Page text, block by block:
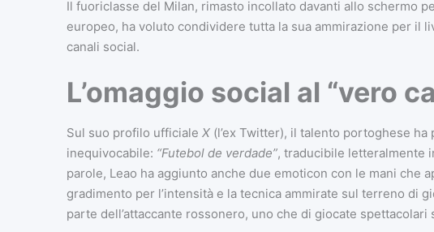
Il fuoriclasse del Milan, rimasto incollato davanti allo schermo
europeo, ha voluto condividere tutta la sua ammirazione per il
canali social.
L’omaggio social al “vero
Sul suo profilo ufficiale X(l’ex Twitter), il talento portoghese
inequivocabile: “Futebol de verdade”, traducibile letteralmente
parole, Leao ha aggiunto anche due emoticon con le mani che
gradimento per l’intensità e la tecnica ammirate sul terreno di
parte dell’attaccante rossonero, uno che di giocate